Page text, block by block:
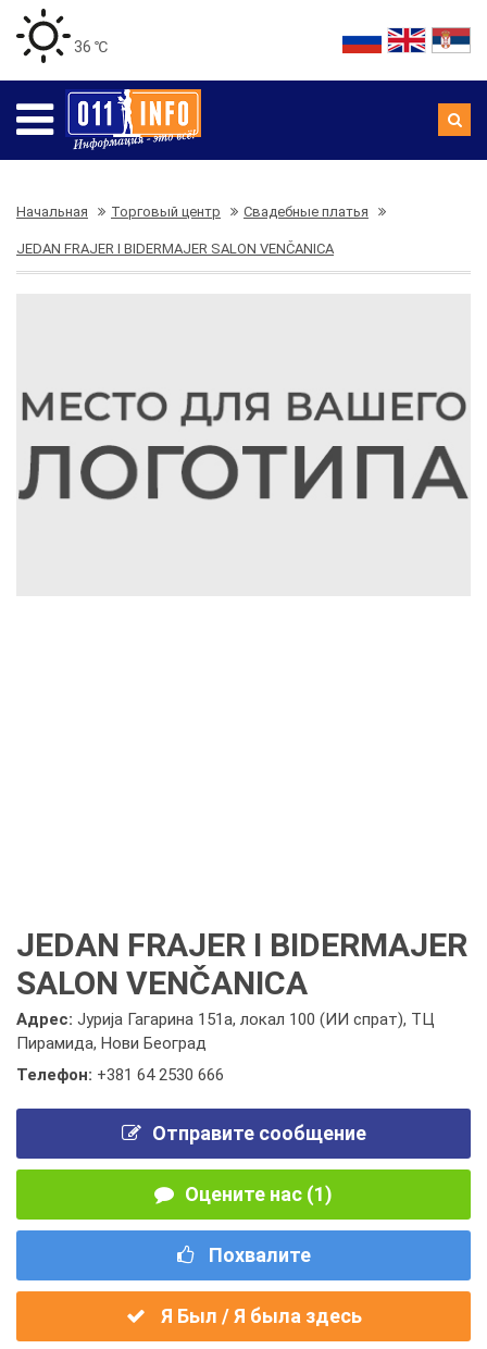
36 ℃
Начальная Торговый центр Свадебные платья
JEDAN FRAJER I BIDERMAJER SALON VENČANICA
JEDAN FRAJER I BIDERMAJER
SALON VENČANICA
Адрес: Јурија Гагарина 151а, локал 100 (ИИ спрат), ТЦ
Пирамида, Нови Београд
Телефон: +381 64 2530 666
Отправите сообщение
Оцените нас (1)
Похвалите
Я Был / Я была здесь